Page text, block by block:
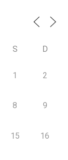
S D
1 2
8 9
15 16